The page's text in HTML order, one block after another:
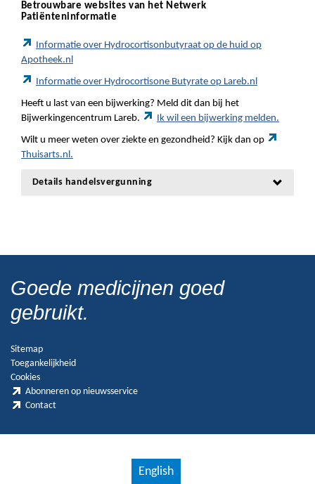
Betrouwbare websites van het Netwerk
Patiënteninformatie
Informatie over Hydrocortisonbutyraat op de huid op
Apotheek.nl
Informatie over Hydrocortisone Butyrate op Lareb.nl
Heeft u last van een bijwerking? Meld dit dan bij het
Bijwerkingencentrum Lareb.
Ik wil een bijwerking melden.
Wilt u meer weten over ziekte en gezondheid? Kijk dan op
Thuisarts.nl.
Details handelsvergunning
Goede medicijnen goed
gebruikt.
Sitemap
Toegankelijkheid
Cookies
Abonneren op nieuwsservice
Contact
English